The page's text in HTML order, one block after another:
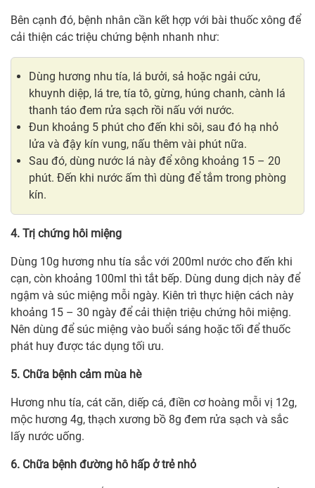
Bên cạnh đó, bệnh nhân cần kết hợp với bài thuốc xông để
cải thiện các triệu chứng bệnh nhanh như:
Dùng hương nhu tía, lá bưởi, sả hoặc ngải cứu,
khuynh diệp, lá tre, tía tô, gừng, húng chanh, cành lá
thanh táo đem rửa sạch rồi nấu với nước.
Đun khoảng 5 phút cho đến khi sôi, sau đó hạ nhỏ
lửa và đậy kín vung, nấu thêm vài phút nữa.
Sau đó, dùng nước lá này để xông khoảng 15 – 20
phút. Đến khi nước ấm thì dùng để tắm trong phòng
kín.
4. Trị chứng hôi miệng
Dùng 10g hương nhu tía sắc với 200ml nước cho đến khi
cạn, còn khoảng 100ml thì tắt bếp. Dùng dung dịch này để
ngậm và súc miệng mỗi ngày. Kiên trì thực hiện cách này
khoảng 15 – 30 ngày để cải thiện triệu chứng hôi miệng.
Nên dùng để súc miệng vào buổi sáng hoặc tối để thuốc
phát huy được tác dụng tối ưu.
5. Chữa bệnh cảm mùa hè
Hương nhu tía, cát căn, diếp cá, điền cơ hoàng mỗi vị 12g,
mộc hương 4g, thạch xương bồ 8g đem rửa sạch và sắc
lấy nước uống.
6. Chữa bệnh đường hô hấp ở trẻ nhỏ